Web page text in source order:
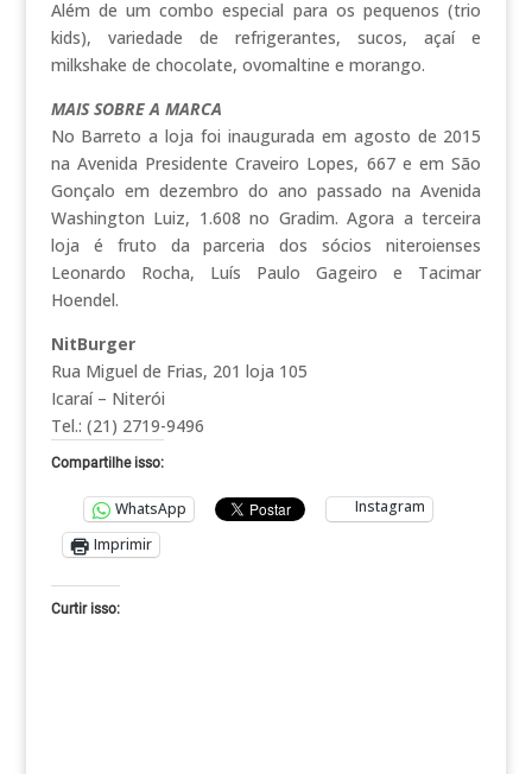
Além de um combo especial para os pequenos (trio
kids), variedade de refrigerantes, sucos, açaí e
milkshake de chocolate, ovomaltine e morango.
MAIS SOBRE A MARCA
No Barreto a loja foi inaugurada em agosto de 2015
na Avenida Presidente Craveiro Lopes, 667 e em São
Gonçalo em dezembro do ano passado na Avenida
Washington Luiz, 1.608 no Gradim. Agora a terceira
loja é fruto da parceria dos sócios niteroienses
Leonardo Rocha, Luís Paulo Gageiro e Tacimar
Hoendel.
NitBurger
Rua Miguel de Frias, 201 loja 105
Icaraí – Niterói
Tel.: (21) 2719-9496
Compartilhe isso:
WhatsApp
Instagram
Imprimir
Curtir isso: